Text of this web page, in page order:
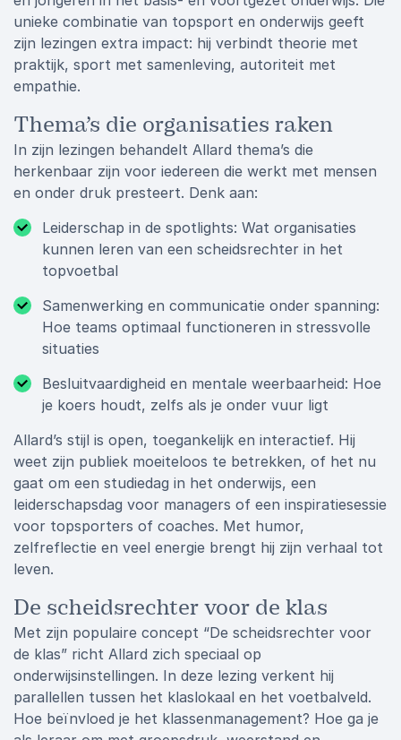
unieke combinatie van topsport en onderwijs geeft
zijn lezingen extra impact: hij verbindt theorie met
praktijk, sport met samenleving, autoriteit met
empathie.
Thema’s die organisaties raken
In zijn lezingen behandelt Allard thema’s die
herkenbaar zijn voor iedereen die werkt met mensen
en onder druk presteert. Denk aan:
Leiderschap in de spotlights: Wat organisaties
kunnen leren van een scheidsrechter in het
topvoetbal
Samenwerking en communicatie onder spanning:
Hoe teams optimaal functioneren in stressvolle
situaties
Besluitvaardigheid en mentale weerbaarheid: Hoe
je koers houdt, zelfs als je onder vuur ligt
Allard’s stijl is open, toegankelijk en interactief. Hij
weet zijn publiek moeiteloos te betrekken, of het nu
gaat om een studiedag in het onderwijs, een
leiderschapsdag voor managers of een inspiratiesessie
voor topsporters of coaches. Met humor,
zelfreflectie en veel energie brengt hij zijn verhaal tot
leven.
De scheidsrechter voor de klas
Met zijn populaire concept “De scheidsrechter voor
de klas” richt Allard zich speciaal op
onderwijsinstellingen. In deze lezing verkent hij
parallellen tussen het klaslokaal en het voetbalveld.
Hoe beïnvloed je het klassenmanagement? Hoe ga je